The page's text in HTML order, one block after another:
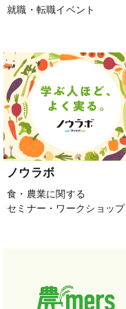
就職・転職イベント
ノウラボ
食・農業に関する
セミナー・ワークショップ